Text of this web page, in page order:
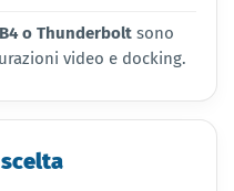
o Thunderbolt sono
video e docking.